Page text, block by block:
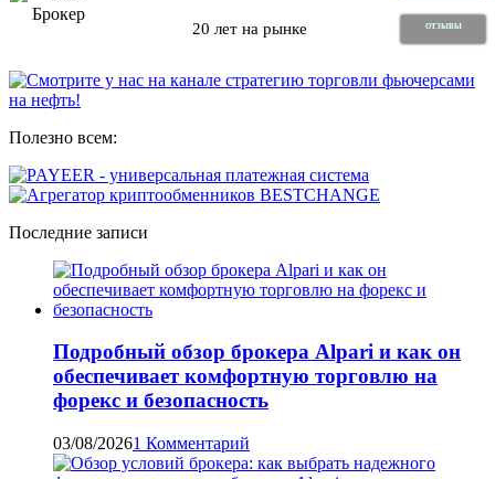
20 лет на рынке ОТЗЫВЫ
Полезно всем:
Последние записи
Подробный обзор брокера Alpari и как он
обеспечивает комфортную торговлю на
форекс и безопасность
03/08/20261 Комментарий